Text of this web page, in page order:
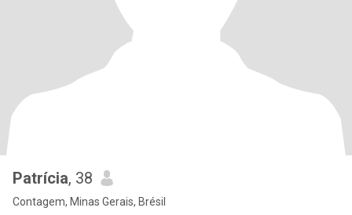
Patrícia, 38
Contagem, Minas Gerais, Brésil